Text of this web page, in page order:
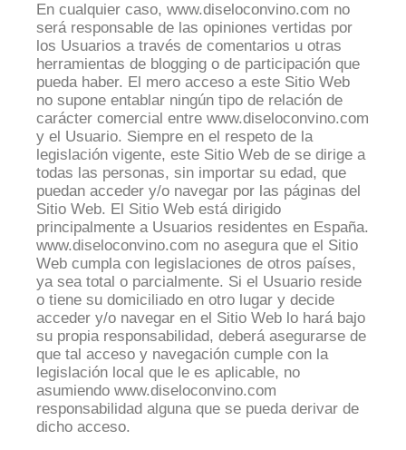
En cualquier caso, www.diseloconvino.com no
será responsable de las opiniones vertidas por
los Usuarios a través de comentarios u otras
herramientas de blogging o de participación que
pueda haber. El mero acceso a este Sitio Web
no supone entablar ningún tipo de relación de
carácter comercial entre www.diseloconvino.com
y el Usuario. Siempre en el respeto de la
legislación vigente, este Sitio Web de se dirige a
todas las personas, sin importar su edad, que
puedan acceder y/o navegar por las páginas del
Sitio Web. El Sitio Web está dirigido
principalmente a Usuarios residentes en España.
www.diseloconvino.com no asegura que el Sitio
Web cumpla con legislaciones de otros países,
ya sea total o parcialmente. Si el Usuario reside
o tiene su domiciliado en otro lugar y decide
acceder y/o navegar en el Sitio Web lo hará bajo
su propia responsabilidad, deberá asegurarse de
que tal acceso y navegación cumple con la
legislación local que le es aplicable, no
asumiendo www.diseloconvino.com
responsabilidad alguna que se pueda derivar de
dicho acceso.